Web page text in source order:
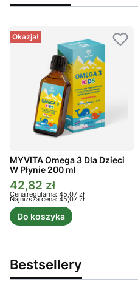
Okazja!
MYVITA Omega 3 Dla Dzieci
W Płynie 200 ml
Cena promocyjna
42,82 zł
Cena regularna: 45,07 zł
Najniższa cena: 45,07 zł
Do koszyka
Bestsellery